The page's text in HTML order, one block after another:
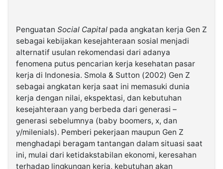
Penguatan Social Capital pada angkatan kerja Gen Z
sebagai kebijakan kesejahteraan sosial menjadi
alternatif usulan rekomendasi dari adanya
fenomena putus pencarian kerja kesehatan pasar
kerja di Indonesia. Smola & Sutton (2002) Gen Z
sebagai angkatan kerja saat ini memasuki dunia
kerja dengan nilai, ekspektasi, dan kebutuhan
kesejahteraan yang berbeda dari generasi –
generasi sebelumnya (baby boomers, x, dan
y/milenials). Pemberi pekerjaan maupun Gen Z
menghadapi beragam tantangan dalam situasi saat
ini, mulai dari ketidakstabilan ekonomi, keresahan
terhadap lingkungan kerja, kebutuhan akan